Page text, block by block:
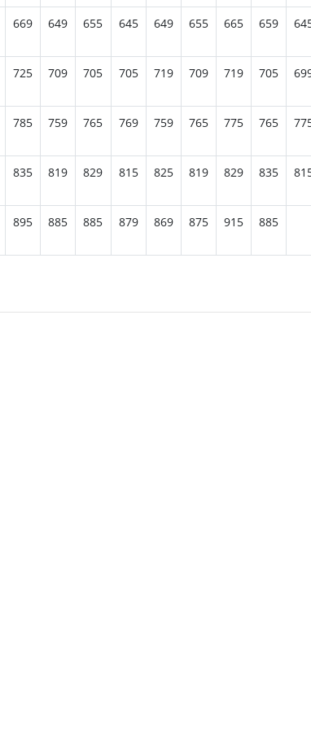
669 649 655 645 649 655 665 659
725 709 705 705 719 709 719 705
785 759 765 769 759 765 775 765
835 819 829 815 825 819 829 835
895 885 885 879 869 875 915 885